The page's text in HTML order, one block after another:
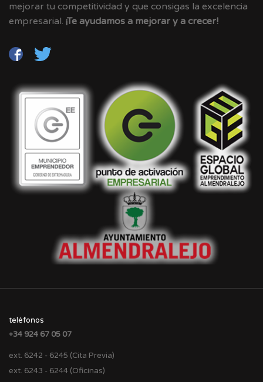
mejorar tu competitividad y que consigas la excelencia
empresarial. ¡Te ayudamos a mejorar y a crecer!
teléfonos
+34 924 67 05 07
ext. 6242 - 6245 (Cita Previa)
ext. 6243 - 6244 (Oficinas)